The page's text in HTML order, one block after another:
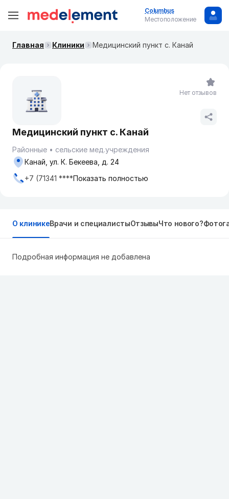
Columbus
Местоположение
Главная Клиники Медицинский пункт с. Канай
Медицинский пункт с. Канай
Районные
сельские мед.учреждения
Канай, ул. К. Бекеева, д. 24
+7 (71341 ****Показать полностью
Нет отзывов
О клиникеВрачи и специалистыОтзывыЧто нового?
Подробная информация не добавлена